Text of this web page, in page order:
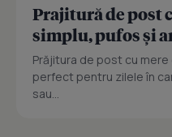
Prajitură de post
simplu, pufos și
Prăjitura de post cu
perfect pentru zilele în
sau...